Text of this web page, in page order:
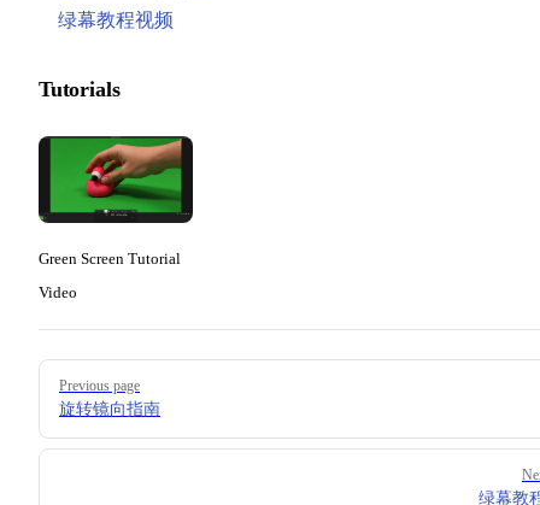
绿幕教程视频
Tutorials
Green Screen Tutorial
Video
Pager
Previous page
旋转镜向指南
绿幕教